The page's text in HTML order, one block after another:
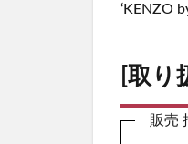
‘KENZO
[取り
販売